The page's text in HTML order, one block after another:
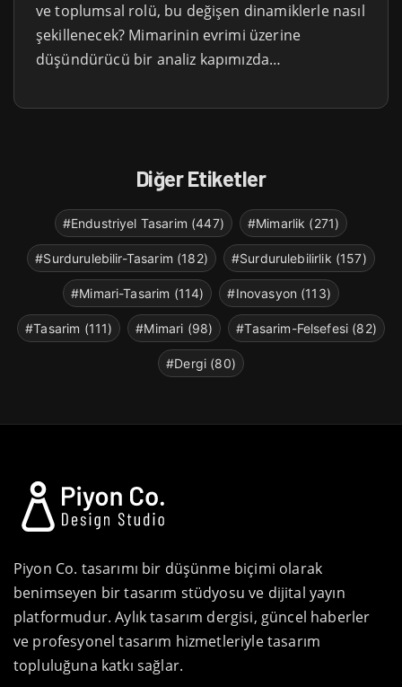
ve toplumsal rolü, bu değişen dinamiklerle nasıl
şekillenecek? Mimarinin evrimi üzerine
düşündürücü bir analiz kapımızda…
Diğer Etiketler
#Endustriyel Tasarim (447) #Mimarlik (271)
#Surdurulebilir-Tasarim (182) #Surdurulebilirlik (157)
#Mimari-Tasarim (114) #Inovasyon (113)
#Tasarim (111) #Mimari (98) #Tasarim-Felsefesi (82)
#Dergi (80)
Piyon Co. tasarımı bir düşünme biçimi olarak
benimseyen bir tasarım stüdyosu ve dijital yayın
platformudur. Aylık tasarım dergisi, güncel haberler
ve profesyonel tasarım hizmetleriyle tasarım
topluluğuna katkı sağlar.